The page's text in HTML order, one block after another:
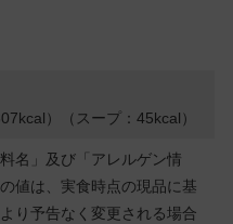
）（スープ：45kcal）
名」及び「アレルゲン情
値は、実食時点の現品に基
り予告なく変更される場合